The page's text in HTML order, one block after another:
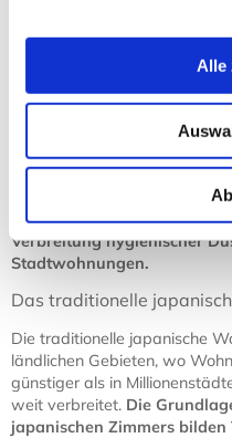
Alle
Europäische und
Obwohl sich japanische
von denen europäischer
immer Besonderheiten,
und Lebensphilosophie
der japanischen
Möbeldesign
Verbreitung hygienischer
Stadtwohnungen.
Das traditionelle
Die traditionelle japanische
ländlichen Gebieten, wo
günstiger als in
weit verbreitet. Die
japanischen Zimmers